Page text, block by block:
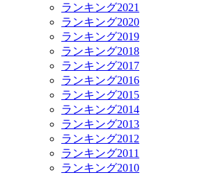
ランキング2021
ランキング2020
ランキング2019
ランキング2018
ランキング2017
ランキング2016
ランキング2015
ランキング2014
ランキング2013
ランキング2012
ランキング2011
ランキング2010